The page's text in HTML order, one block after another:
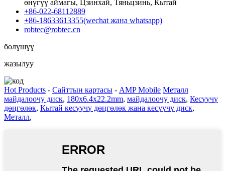
өнүгүү аймагы, Цзинхай, Тяньцзинь, Кытай
+86-022-68112889
+86-18633613355(wechat жана whatsapp)
robtec@robtec.cn
бөлүшүү
жазылуу
Hot Products - Сайттын картасы - AMP Mobile Металл
майдалоочу диск, 180x6.4x22.2mm, майдалоочу диск, Кесүүчү
дөңгөлөк, Кытай кесүүчү дөңгөлөк жана кесүүчү диск,
Металл,